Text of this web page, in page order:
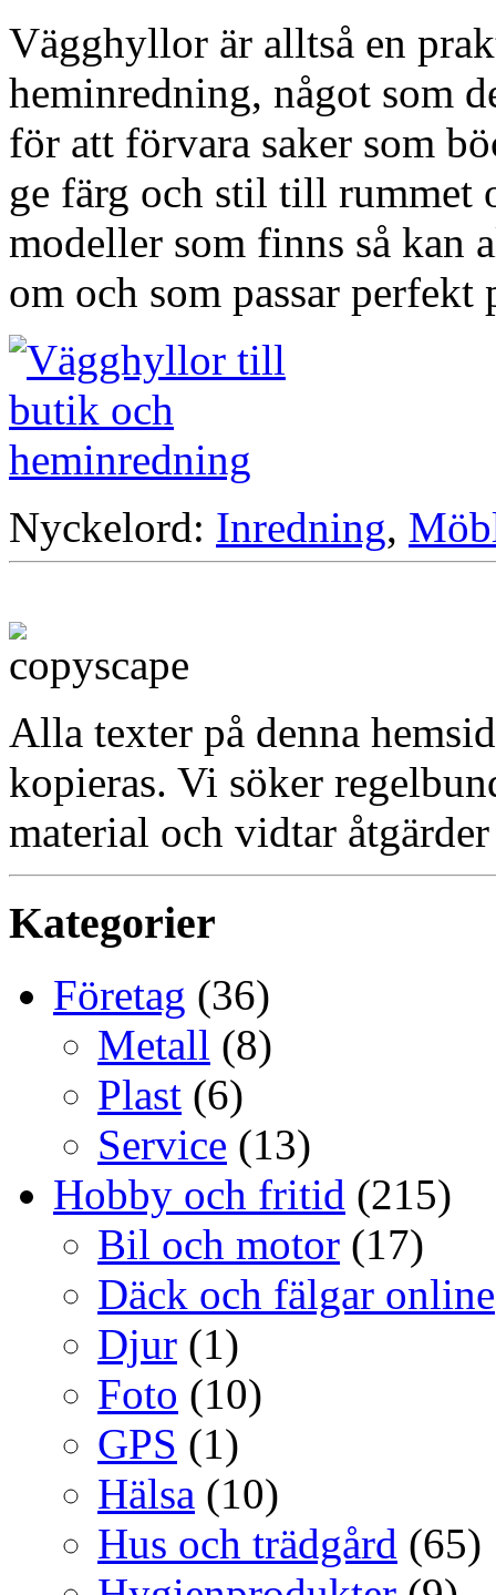
Vägghyllor är alltså en
heminredning, något som
för att förvara saker som
ge färg och stil till rummet
modeller som finns så kan
om och som passar perfekt
Nyckelord: Inredning,
Alla texter på denna
kopieras. Vi söker
material och vidtar
Kategorier
Företag (36)
Metall (8)
Plast (6)
Service (13)
Hobby och fritid (215)
Bil och motor (17)
Däck och fälgar online
Djur (1)
Foto (10)
GPS (1)
Hälsa (10)
Hus och trädgård (65)